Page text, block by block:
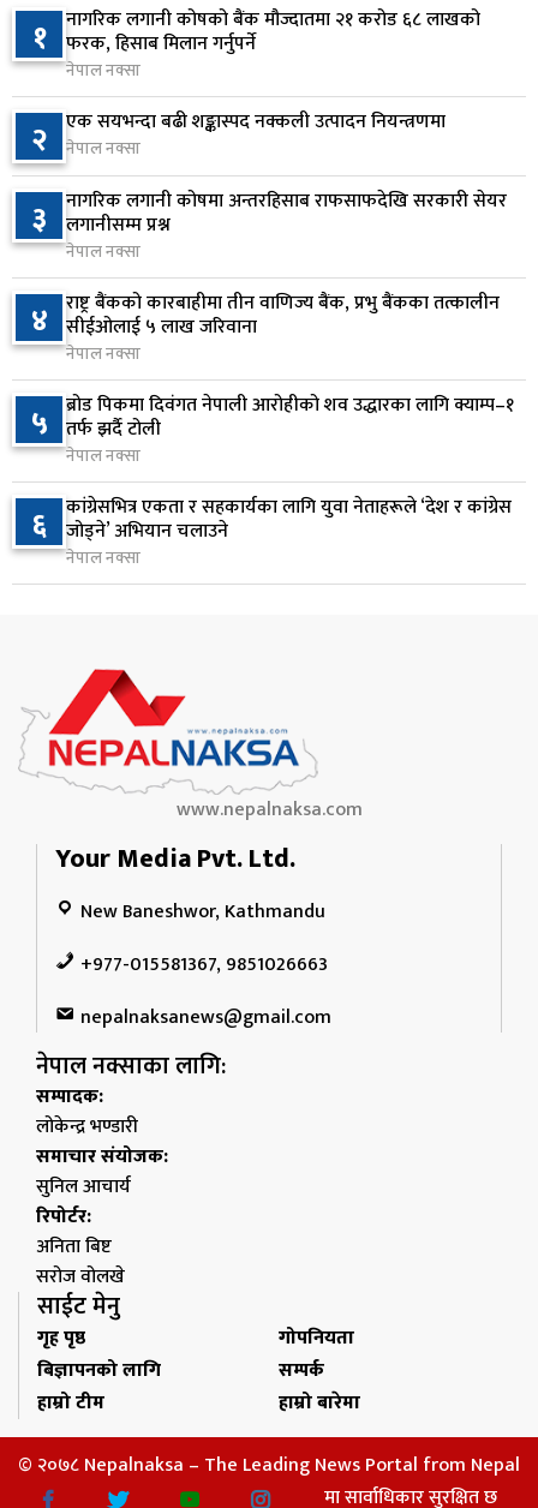
६
आज बस्ने भनिएको राष्ट्रिय सभाको बैठक बुधबारका लागि
सर्‍यो
११ घण्टा अघि
७
वीरगञ्जमा ट्यांकरको सिल खोलेर तेल निकाल्ने सात जना
रंगेहात पक्राउ
११ घण्टा अघि
८
जन्मसिद्ध नागरिकता कडा बनाउने ट्रम्पको नयाँ प्रयास, दुई
कार्यकारी आदेश जारी
११ घण्टा अघि
९ राप्रपाको निर्णय: बागमती प्रदेश सरकारमा सहभागी नहुने
११ घण्टा अघि
१०
२५० रुपैयाँको सामान किन्दा कञ्चनपुरका उपभोक्ताले
जिते १० लाख
१२ घण्टा अघि
१ नागरिक लगानी कोषको बैंक मौज्दातमा २१ करोड ६८ लाखको
फरक, हिसाब मिलान गर्नुपर्ने
नेपाल नक्सा
२ एक सयभन्दा बढी शङ्कास्पद नक्कली उत्पादन नियन्त्रणमा
नेपाल नक्सा
३ नागरिक लगानी कोषमा अन्तरहिसाब राफसाफदेखि सरकारी सेयर
लगानीसम्म प्रश्न
नेपाल नक्सा
४ राष्ट्र बैंकको कारबाहीमा तीन वाणिज्य बैंक, प्रभु बैंकका तत्कालीन
सीईओलाई ५ लाख जरिवाना
नेपाल नक्सा
५ ब्रोड पिकमा दिवंगत नेपाली आरोहीको शव उद्धारका लागि क्याम्प–१
तर्फ झर्दै टोली
नेपाल नक्सा
६ कांग्रेसभित्र एकता र सहकार्यका लागि युवा नेताहरूले ‘देश र कांग्रेस
जोड्ने’ अभियान चलाउने
नेपाल नक्सा
www.nepalnaksa.com
Your Media Pvt. Ltd.
New Baneshwor, Kathmandu
+977-015581367, 9851026663
nepalnaksanews@gmail.com
नेपाल नक्साका लागि:
सम्पादक:
लोकेन्द्र भण्डारी
समाचार संयोजक:
सुनिल आचार्य
रिपोर्टर:
अनिता बिष्ट
सरोज वोलखे
साईट मेनु
गृह पृष्ठ
गोपनियता
बिज्ञापनको लागि
सम्पर्क
हाम्रो टीम
हाम्रो बारेमा
© २०७८ Nepalnaksa – The Leading News Portal from Nepal
मा सार्वाधिकार सुरक्षित छ